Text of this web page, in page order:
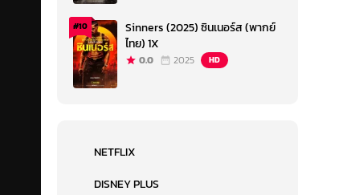
#10
Sinners (2025) ซินเนอร์ส (พากย์
ไทย) 1X
0.0 2025 HD
NETFLIX
DISNEY PLUS